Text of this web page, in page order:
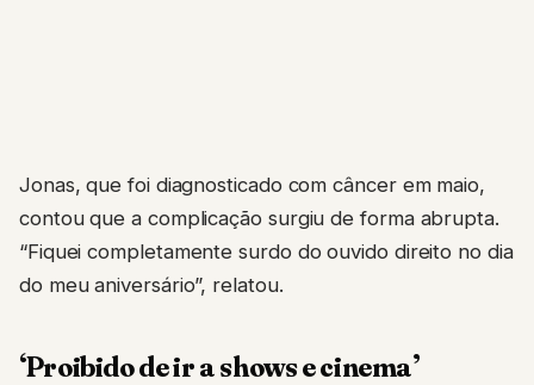
Jonas, que foi diagnosticado com câncer em maio,
contou que a complicação surgiu de forma abrupta.
“Fiquei completamente surdo do ouvido direito no dia
do meu aniversário”, relatou.
‘Proibido de ir a shows e cinema’